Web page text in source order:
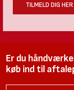
TILMELD DIG HER
Er du
køb ind til